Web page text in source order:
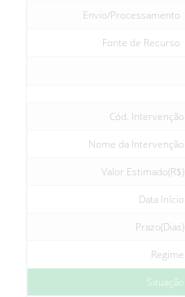
Envio/Processamento
Fonte de Recurso
Cód. Intervenção
Nome da Intervenção
Valor Estimado(R$)
Data Início
Prazo(Dias)
Regime
Situação